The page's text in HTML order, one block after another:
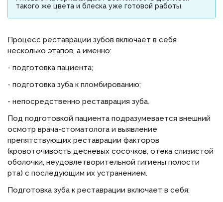
такого же цвета и блеска уже готовой работы.
Процесс реставрации зубов включает в себя
несколько этапов, а именно:
- подготовка пациента;
- подготовка зуба к пломбированию;
- непосредственно реставрация зуба.
Под подготовкой пациента подразумевается внешний
осмотр врача-стоматолога и выявление
препятствующих реставрации факторов
(кровоточивость десневых сосочков, отека слизистой
оболочки, неудовлетворительной гигиены полости
рта) с последующим их устранением.
Подготовка зуба к реставрации включает в себя: